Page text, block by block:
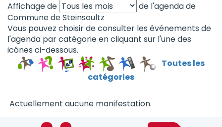
Affichage de
de l'agenda de
Commune de Steinsoultz
Vous pouvez choisir de consulter les événements de
l'agenda par catégorie en cliquant sur l'une des
icônes ci-dessous.
Toutes les
catégories
Actuellement aucune manifestation.